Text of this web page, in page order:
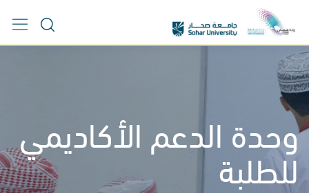
content
وحدة الدعم الأكاديمي
للطلبة